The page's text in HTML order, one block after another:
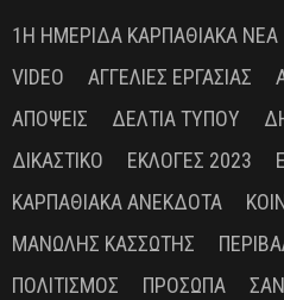
1Η ΗΜΕΡΊΔΑ ΚΑΡΠΑΘΙΑΚΆ ΝΈΑ
VIDEO
ΑΓΓΕΛΊΕΣ ΕΡΓΑΣΊΑΣ
ΑΠΌΨΕΙΣ
ΔΕΛΤΊΑ ΤΎΠΟΥ
ΔΙΚΑΣΤΙΚΌ
ΕΚΛΟΓΈΣ 2023
ΚΑΡΠΑΘΙΑΚΆ ΑΝΈΚΔΟΤΑ
ΜΑΝΏΛΗΣ ΚΑΣΣΏΤΗΣ
ΠΟΛΙΤΙΣΜΌΣ
ΠΡΌΣΩΠΑ